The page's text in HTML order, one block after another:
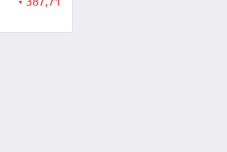
▼